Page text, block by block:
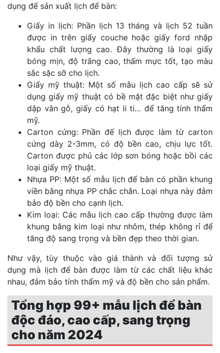
dụng để sản xuất lịch để bàn:
Giấy in lịch: Phần lịch 13 tháng và lịch 52 tuần
được in trên giấy couche hoặc giấy ford nhập
khẩu chất lượng cao. Đây thường là loại giấy
bóng mịn, độ trắng cao, thấm mực tốt, tạo màu
sắc sặc sỡ cho lịch.
Giấy mỹ thuật: Một số mẫu lịch cao cấp sẽ sử
dụng giấy mỹ thuật có bề mặt đặc biệt như giấy
dập vân gỗ, giấy có hạt li ti… để tăng tính thẩm
mỹ.
Carton cứng: Phần đế lịch được làm từ carton
cứng dày 2-3mm, có độ bền cao, chịu lực tốt.
Carton được phủ các lớp sơn bóng hoặc bồi các
loại giấy mỹ thuật.
Nhựa PP: Một số mẫu lịch để bàn có phần khung
viền bằng nhựa PP chắc chắn. Loại nhựa này đảm
bảo độ bền cho cạnh lịch.
Kim loại: Các mẫu lịch cao cấp thường được làm
khung bằng kim loại như nhôm, thép không rỉ để
tăng độ sang trọng và bền đẹp theo thời gian.
Như vậy, tùy thuộc vào giá thành và đối tượng sử
dụng mà lịch để bàn được làm từ các chất liệu khác
nhau, đảm bảo tính thẩm mỹ và độ bền cho sản phẩm.
Tổng hợp 99+ mẫu lịch để bàn
độc đáo, cao cấp, sang trọng
cho năm 2024